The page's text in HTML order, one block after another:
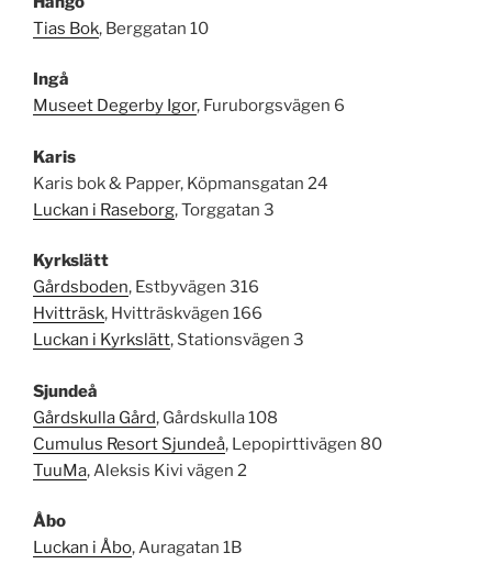
Tias Bok, Berggatan 10
Ingå
Museet Degerby Igor, Furuborgsvägen 6
Karis
Karis bok & Papper, Köpmansgatan 24
Luckan i Raseborg, Torggatan 3
Kyrkslätt
Gårdsboden, Estbyvägen 316
Hvitträsk, Hvitträskvägen 166
Luckan i Kyrkslätt, Stationsvägen 3
Sjundeå
Gårdskulla Gård, Gårdskulla 108
Cumulus Resort Sjundeå, Lepopirttivägen 80
TuuMa, Aleksis Kivi vägen 2
Åbo
Luckan i Åbo, Auragatan 1B